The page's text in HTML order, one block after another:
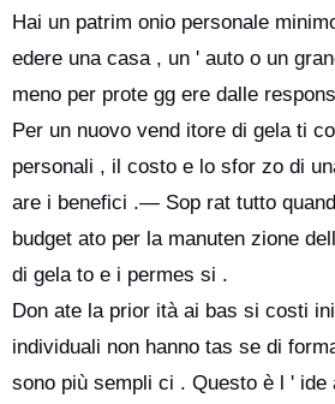
Hai un patrim onio personale
edere una casa , un ' auto o un
meno per prote gg ere dalle
Per un nuovo vend itore di gela ti
personali , il costo e lo sfor zo di
are i benefici .— Sop rat tutto
budget ato per la manuten zione
di gela to e i permes si .
Don ate la prior ità ai bas si costi
individuali non hanno tas se di
sono più sempli ci . Questo è l ' ide